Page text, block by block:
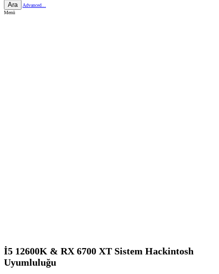
Ara
Advanced...
Menü
İ5 12600K & RX 6700 XT Sistem Hackintosh
Uyumluluğu